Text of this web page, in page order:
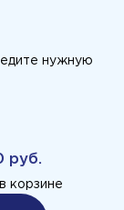
нужную
руб.
корзине